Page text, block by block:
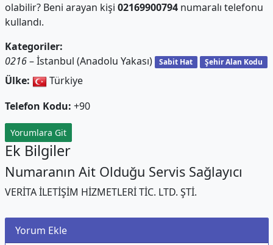
olabilir? Beni arayan kişi 02169900794numaralı telefonu
kullandı.
Kategoriler:
0216– İstanbul (Anadolu Yakası) Sabit Hat Şehir Alan Kodu
Ülke:
Türkiye
Telefon Kodu: +90
Yorumlara Git
Ek Bilgiler
Numaranın Ait Olduğu Servis Sağlayıcı
VERİTA İLETİŞİM HİZMETLERİ TİC. LTD. ŞTİ.
Yorum Ekle